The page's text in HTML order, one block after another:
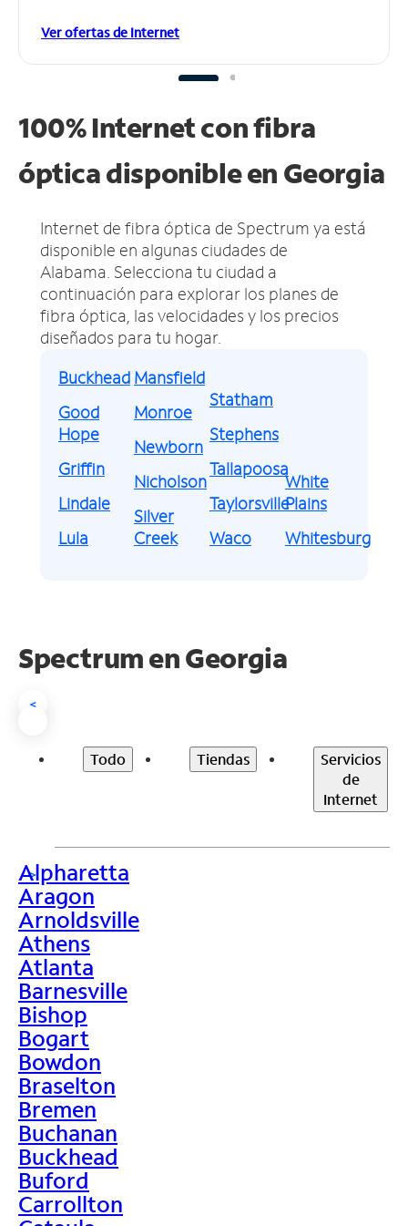
Ver ofertas de Internet
100% Internet con fibra
óptica disponible en Georgia
Internet de fibra óptica de Spectrum ya está
disponible en algunas ciudades de
Alabama. Selecciona tu ciudad a
continuación para explorar los planes de
fibra óptica, las velocidades y los precios
diseñados para tu hogar.
Buckhead
Good
Hope
Griffin
Lindale
Lula
Mansfield
Monroe
Newborn
Nicholson
Silver
Creek
Statham
Stephens
Tallapoosa
Taylorsville
Waco
White
Plains
Whitesburg
Spectrum enGeorgia
<
Todo Tiendas
Servicios
de
Internet
>
Alpharetta
Aragon
Arnoldsville
Athens
Atlanta
Barnesville
Bishop
Bogart
Bowdon
Braselton
Bremen
Buchanan
Buckhead
Buford
Carrollton